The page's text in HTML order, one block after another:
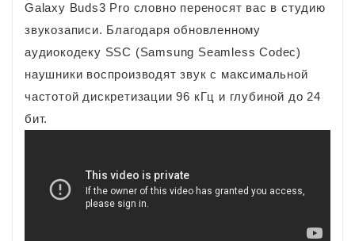
Galaxy Buds3 Pro словно переносят вас в студию
звукозаписи. Благодаря обновленному
аудиокодеку SSC (Samsung Seamless Codec)
наушники воспроизводят звук с максимальной
частотой дискретизации 96 кГц и глубиной до 24
бит.